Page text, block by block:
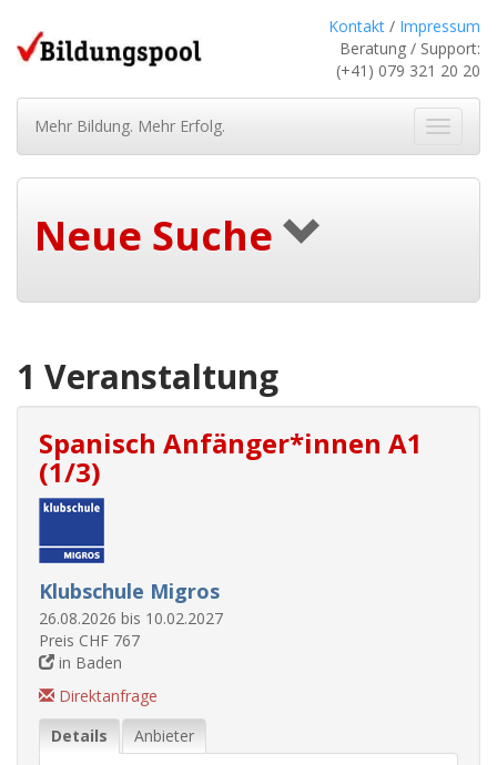
Kontakt / Impressum
Beratung / Support:
(+41) 079 321 20 20
ein-/
Mehr Bildung. Mehr Erfolg.
Neue Suche
1 Veranstaltung
Spanisch Anfänger*innen A1
(1/3)
Klubschule Migros
26.08.2026 bis 10.02.2027
Preis CHF 767
in Baden
Direktanfrage
Details
Anbieter